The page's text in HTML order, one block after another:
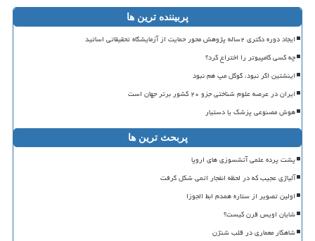
پربیننده ترین ها
ایجاد دوره دکتری ۲ساله پژوهش محور حمایت از آزمایشگاه تحقیقاتی اساتید
چه کسی کامپیوتر را اختراع کرد؟
اینشتین اگر نبود، گوگل مپ هم نبود
ایران در عرصه علوم شناختی جزو ۲۰ کشور برتر جهان است
هوش مصنوعی پزشک یا دستیار
پربحث ترین ها
پشت پرده علمی آتشسوزی های اروپا
آلیاژی عجیب که در لحظه انفجار اتمی شکل گرفت
اولین تصویر از ستاره همدم ابط الجوزا
شایان اویس قرن کیست؟
شاهکار معماری در قلب شنژن